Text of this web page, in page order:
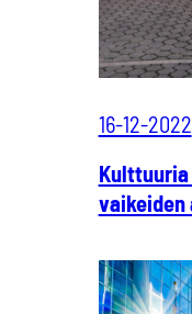
16-12-2022
vaikeiden